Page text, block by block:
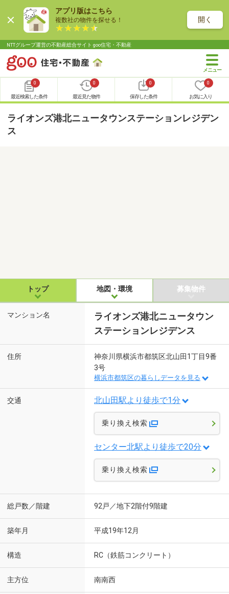
アプリ版はこちら
複数社の物件を探せる！ 開く
NTTグループ運営の不動産総合サイト goo住宅・不動産
0
最近検索した条件
0
最近見た物件
0
保存した条件
0
お気に入り
ライオンズ港北ニュータウンステーションレジデン
ス
トップ 地図・環境 募集物件
マンション名
ライオンズ港北ニュータウン
ステーションレジデンス
住所
神奈川県横浜市都筑区北山田1丁目9番
3号
横浜市都筑区の暮らしデータを見る
交通 北山田駅より徒歩で1分
乗り換え検索
センター北駅より徒歩で20分
乗り換え検索
総戸数／階建 92戸／地下2階付9階建
築年月 平成19年12月
構造 RC（鉄筋コンクリート）
主方位 南南西